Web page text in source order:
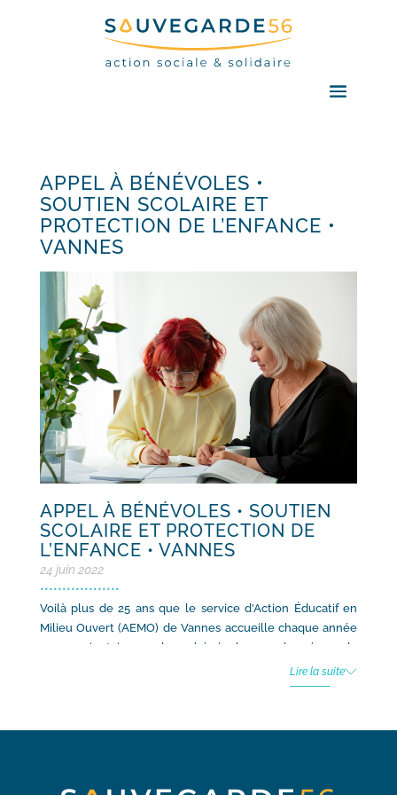
APPEL À BÉNÉVOLES •
SOUTIEN SCOLAIRE ET
PROTECTION DE L’ENFANCE •
VANNES
APPEL À BÉNÉVOLES • SOUTIEN
SCOLAIRE ET PROTECTION DE
L’ENFANCE • VANNES
24 juin 2022
••••••••••••••••••
Voilà plus de 25 ans que le service d’Action Éducatif en
Milieu Ouvert (AEMO) de Vannes accueille chaque année
une vingtaine de bénévoles, chargés de
l’accompagnement scolaire d’enfants et d’adolescents
bénéficiant d’une mesure d’aide éducative. Une
Lire la suite